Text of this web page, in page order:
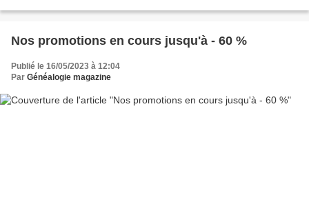
Nos promotions en cours jusqu'à - 60 %
Publié le 16/05/2023 à 12:04
Par Généalogie magazine